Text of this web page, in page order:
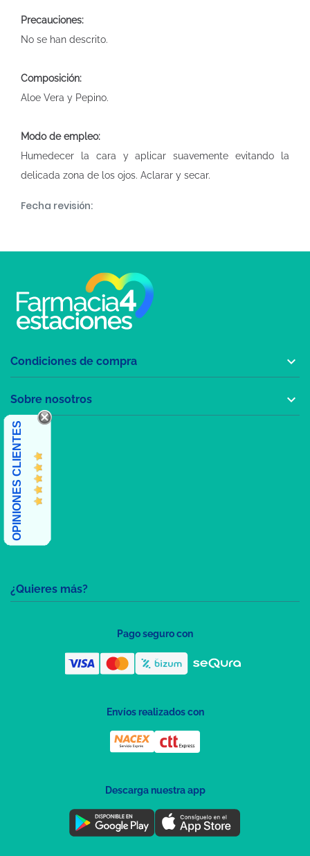
Precauciones:
No se han descrito.
Composición:
Aloe Vera y Pepino.
Modo de empleo:
Humedecer la cara y aplicar suavemente evitando la
delicada zona de los ojos. Aclarar y secar.
Fecha revisión:
¿Quieres más?
Condiciones de compra 
Sobre nosotros 
OPINIONES CLIENTES
Pago seguro con
Envíos realizados con
Descarga nuestra app